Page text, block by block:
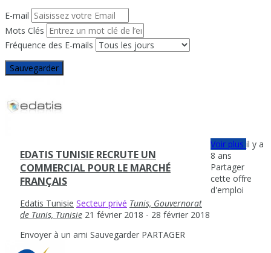
E-mail
Mots Clés
Fréquence des E-mails
Sauvegarder
EDATIS TUNISIE RECRUTE UN
COMMERCIAL POUR LE MARCHÉ
FRANÇAIS
Edatis Tunisie Secteur privé Tunis, Gouvernorat
de Tunis, Tunisie 21 février 2018 - 28 février 2018
Envoyer à un ami Sauvegarder PARTAGER
Voir plusil y a
8 ans
Partager
cette offre
d'emploi